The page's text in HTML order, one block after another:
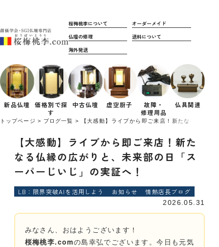
桜梅桃李について
オーダーメイド
仏壇の修理
送料について
海外発送
新品仏壇 価格別で探
す
中古仏壇 虚空厨子
故障・
修理用品
仏具関連
トップページ ブログ一覧 【大感動】ライブから即ご来店！新たなる仏縁
【大感動】ライブから即ご来店！新た
なる仏縁の広がりと、未来部の日「ス
ーパーじいじ」の実証へ！
LB：限界突破AIを活用しよう お知らせ 情熱店長ブログ
2026.05.31
みなさん、おはようございます！
桜梅桃李.comの島幸弘でございます。今日も元気